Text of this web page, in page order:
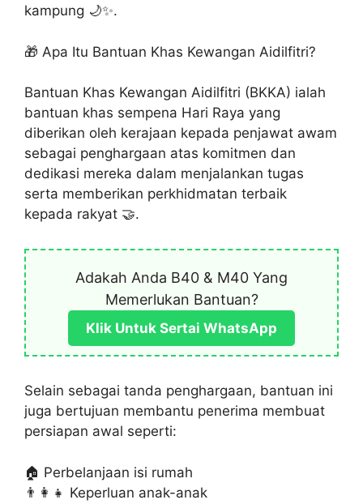
kampung 🌙✨.
🎁 Apa Itu Bantuan Khas Kewangan Aidilfitri?
Bantuan Khas Kewangan Aidilfitri (BKKA) ialah
bantuan khas sempena Hari Raya yang
diberikan oleh kerajaan kepada penjawat awam
sebagai penghargaan atas komitmen dan
dedikasi mereka dalam menjalankan tugas
serta memberikan perkhidmatan terbaik
kepada rakyat 🤝.
Adakah Anda B40 & M40 Yang
Memerlukan Bantuan?
Klik Untuk Sertai WhatsApp
Selain sebagai tanda penghargaan, bantuan ini
juga bertujuan membantu penerima membuat
persiapan awal seperti:
🏠 Perbelanjaan isi rumah
👨‍👩‍👧 Keperluan anak-anak